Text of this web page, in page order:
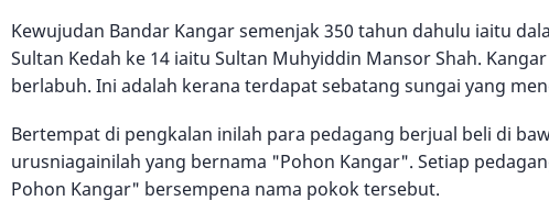
Kewujudan Bandar Kangar semenjak 350 tahun dahulu iaitu
Sultan Kedah ke 14 iaitu Sultan Muhyiddin Mansor Shah.
berlabuh. Ini adalah kerana terdapat sebatang sungai yang
Bertempat di pengkalan inilah para pedagang berjual beli di
urusniagainilah yang bernama "Pohon Kangar". Setiap
Pohon Kangar" bersempena nama pokok tersebut.